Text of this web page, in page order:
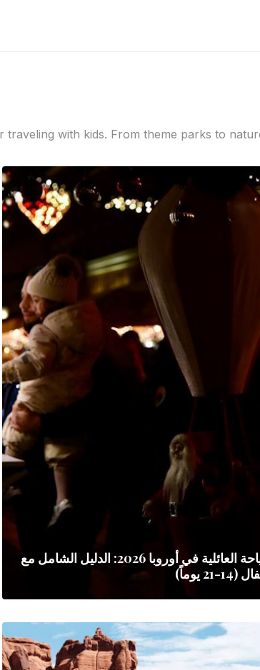
with kids. From theme parks to
السياحة العائلية في أوروبا 2026: الدليل الشامل مع
21 يوماً)